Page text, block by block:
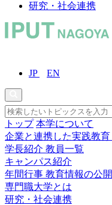
研究・社会連携
JP EN
トップ 本学について
企業と連携した実践教育
学長紹介 教員一覧
キャンパス紹介
年間行事 教育情報の公開
専門職大学とは
研究・社会連携